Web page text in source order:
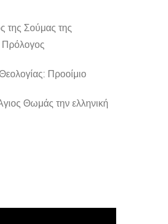
της Σούμας της
Πρόλογος
Προοίμιο
Θωμάς την ελληνική